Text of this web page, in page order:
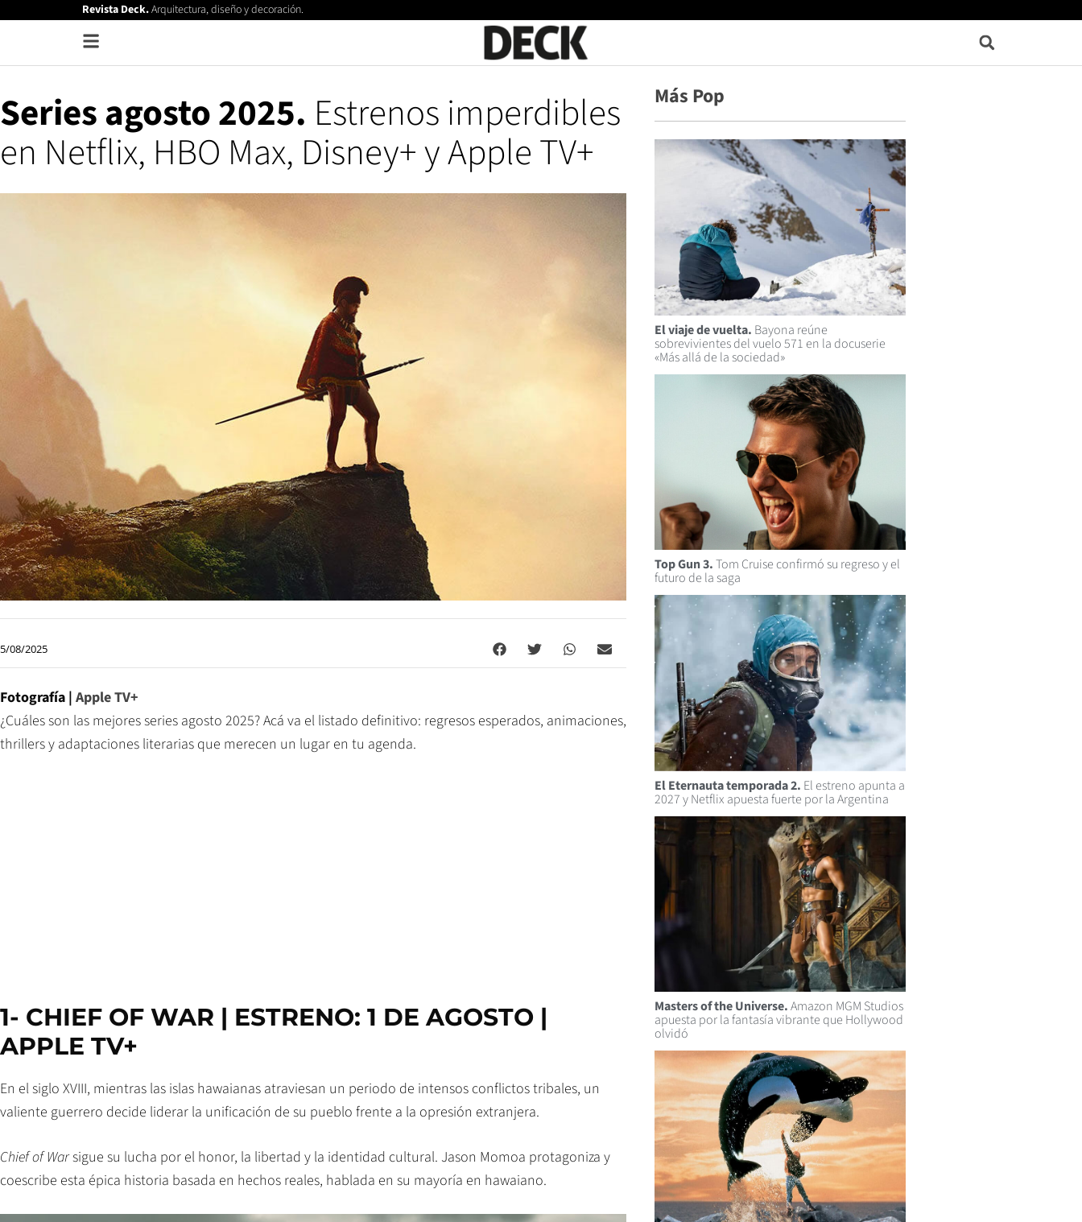
Revista Deck.Arquitectura, diseño y decoración.
Series agosto 2025. Estrenos imperdibles
en Netflix, HBO Max, Disney+ y Apple TV+
5/08/2025
Fotografía | Apple TV+
¿Cuáles son las mejores series agosto 2025? Acá va el listado definitivo: regresos esperados, animaciones,
thrillers y adaptaciones literarias que merecen un lugar en tu agenda.
1- CHIEF OF WAR | ESTRENO: 1 DE AGOSTO |
APPLE TV+
En el siglo XVIII, mientras las islas hawaianas atraviesan un periodo de intensos conflictos tribales, un
valiente guerrero decide liderar la unificación de su pueblo frente a la opresión extranjera.
Chief of Warsigue su lucha por el honor, la libertad y la identidad cultural. Jason Momoa protagoniza y
coescribe esta épica historia basada en hechos reales, hablada en su mayoría en hawaiano.
Más Pop
El viaje de vuelta. Bayona reúne
sobrevivientes del vuelo 571 en la docuserie
«Más allá de la sociedad»
Top Gun 3.Tom Cruise confirmó su regreso y el
futuro de la saga
El Eternauta temporada 2. El estreno apunta a
2027 y Netflix apuesta fuerte por la Argentina
Masters of the Universe.Amazon MGM Studios
apuesta por la fantasía vibrante que Hollywood
olvidó